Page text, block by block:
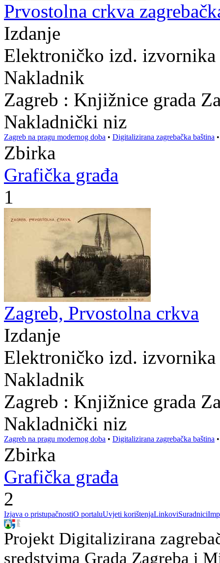
Prvostolna crkva
Izdanje
Elektroničko izd.
Nakladnik
Zagreb : Knjižnice grada
Nakladnički niz
Zagreb na pragu modernog doba • Digitalizirana zagrebačka baština
Zbirka
Grafička građa
1
Zagreb, Prvostolna crkva
Izdanje
Elektroničko izd.
Nakladnik
Zagreb : Knjižnice grada
Nakladnički niz
Zagreb na pragu modernog doba • Digitalizirana zagrebačka baština
Zbirka
Grafička građa
2
Izjava o pristupačnostiO portaluUvjeti korištenjaLinkoviSuradnici
Projekt Digitalizirana
sredstvima Grada Zagreba i